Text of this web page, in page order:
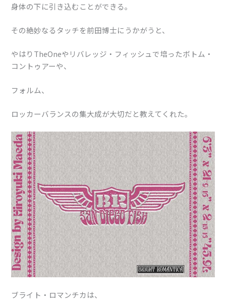
身体の下に引き込むことができる。
その絶妙なるタッチを前田博士にうかがうと、
やはりTheOneやリバレッジ・フィッシュで培ったボトム・
コントゥアーや、
フォルム、
ロッカーバランスの集大成が大切だと教えてくれた。
ブライト・ロマンチカは、